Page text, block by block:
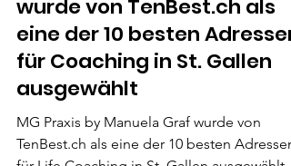
MG Praxis by Manuela Graf
wurde von TenBest.ch als
eine der 10 besten Adressen
für Coaching in St. Gallen
ausgewählt
MG Praxis by Manuela Graf wurde von